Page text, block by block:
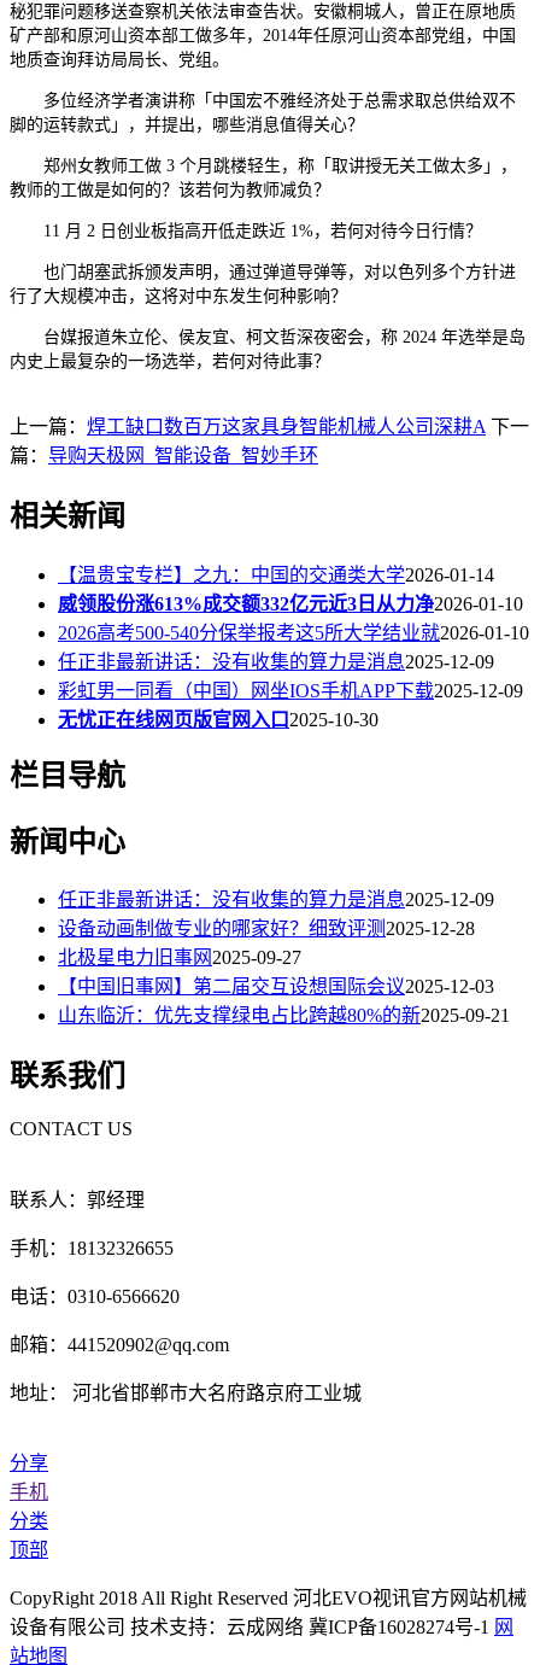
秘犯罪问题移送查察机关依法审查告状。安徽桐城人，曾正在原地质
矿产部和原河山资本部工做多年，2014年任原河山资本部党组，中国
地质查询拜访局局长、党组。
多位经济学者演讲称「中国宏不雅经济处于总需求取总供给双不
脚的运转款式」，并提出，哪些消息值得关心？
郑州女教师工做 3 个月跳楼轻生，称「取讲授无关工做太多」，
教师的工做是如何的？该若何为教师减负？
11 月 2 日创业板指高开低走跌近 1%，若何对待今日行情？
也门胡塞武拆颁发声明，通过弹道导弹等，对以色列多个方针进
行了大规模冲击，这将对中东发生何种影响？
台媒报道朱立伦、侯友宜、柯文哲深夜密会，称 2024 年选举是岛
内史上最复杂的一场选举，若何对待此事？
上一篇： 焊工缺口数百万这家具身智能机械人公司深耕A 下一
篇： 导购天极网_智能设备_智妙手环
相关新闻
【温贵宝专栏】之九：中国的交通类大学2026-01-14
威领股份涨613%成交额332亿元近3日从力净2026-01-10
2026高考500-540分保举报考这5所大学结业就2026-01-10
任正非最新讲话：没有收集的算力是消息2025-12-09
彩虹男一同看（中国）网坐IOS手机APP下载2025-12-09
无忧正在线网页版官网入口 2025-10-30
栏目导航
新闻中心
任正非最新讲话：没有收集的算力是消息2025-12-09
设备动画制做专业的哪家好？细致评测2025-12-28
北极星电力旧事网2025-09-27
【中国旧事网】第二届交互设想国际会议2025-12-03
山东临沂：优先支撑绿电占比跨越80%的新2025-09-21
联系我们
CONTACT US
联系人：郭经理
手机：18132326655
电话：0310-6566620
邮箱：441520902@qq.com
地址： 河北省邯郸市大名府路京府工业城
分享
手机
分类
顶部
CopyRight 2018 All Right Reserved 河北EVO视讯官方网站机械
设备有限公司 技术支持：云成网络 冀ICP备16028274号-1 网
站地图